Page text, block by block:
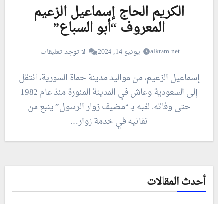
الكريم الحاج إسماعيل الزعيم
المعروف “أبو السباع”
alkram net يونيو 14, 2024 لا توجد تعليقات
إسماعيل الزعيم، من مواليد مدينة حماة السورية، انتقل
إلى السعودية وعاش في المدينة المنورة منذ عام 1982
حتى وفاته. لقبه بـ “مضيف زوار الرسول” ينبع من
تفانيه في خدمة زوار…
أحدث المقالات